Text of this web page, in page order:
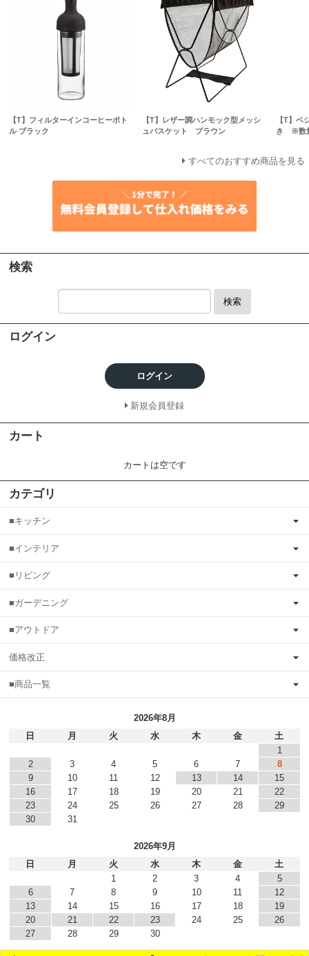
【T】フィルターインコーヒーボト
ル ブラック
【T】レザー調ハンモック型メッシ
ュバスケット ブラウン
【T】ベ
き ※数
すべてのおすすめ商品を見る
検索
検索
ログイン
ログイン
新規会員登録
カート
カートは空です
カテゴリ
■キッチン
■インテリア
■リビング
■ガーデニング
■アウトドア
価格改正
■商品一覧
2026年8月
日
月 火 水 木 金
土
1
2
3 4 5 6 7
8
9
10 11 12 13 14
15
16
17 18 19 20 21
22
23
24 25 26 27 28
29
30
31
2026年9月
日
月 火 水 木 金
土
1
2 3 4
5
6
7 8 9 10 11
12
13
14 15 16 17 18
19
20
21 22 23 24 25
26
27
28 29 30